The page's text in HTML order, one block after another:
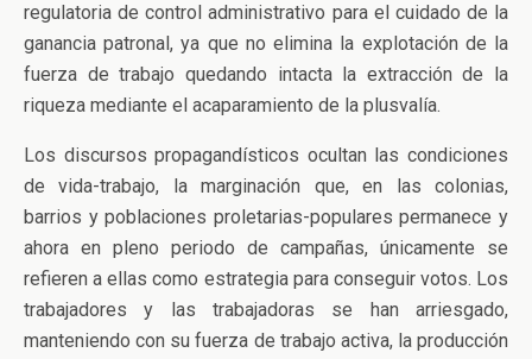
regulatoria de control administrativo para el cuidado de la
ganancia patronal, ya que no elimina la explotación de la
fuerza de trabajo quedando intacta la extracción de la
riqueza mediante el acaparamiento de la plusvalía.
Los discursos propagandísticos ocultan las condiciones
de vida-trabajo, la marginación que, en las colonias,
barrios y poblaciones proletarias-populares permanece y
ahora en pleno periodo de campañas, únicamente se
refieren a ellas como estrategia para conseguir votos. Los
trabajadores y las trabajadoras se han arriesgado,
manteniendo con su fuerza de trabajo activa, la producción